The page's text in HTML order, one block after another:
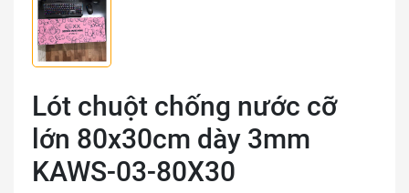
Lót chuột chống nước cỡ
lớn 80x30cm dày 3mm
KAWS-03-80X30